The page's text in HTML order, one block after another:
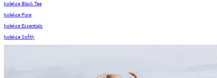
Kolekce Black Tee
Kolekce Pure
Kolekce Essentials
Kolekce Softly